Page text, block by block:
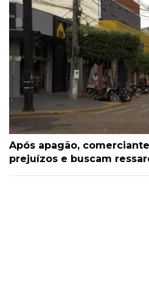
Após apagão,
prejuízos e buscam